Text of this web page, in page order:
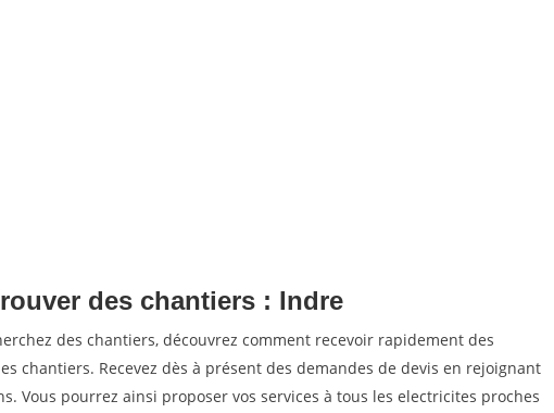
des chantiers : Indre
des chantiers, découvrez comment recevoir rapidement des
chantiers. Recevez dès à présent des demandes de devis en rejoignant
Vous pourrez ainsi proposer vos services à tous les electricites proches